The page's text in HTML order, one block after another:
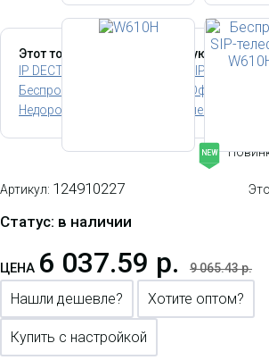
Этот товар относится к следующим
IP DECT Телефоны (для SIP, VoIP)
Беспроводные IP телефоны
Офисные IP
Недорогие IP телефоны
IP телефоны для
NEW
Артикул: 124910227
Статус: в наличии
ЦЕНА 6 037.59 р. 9 065.43 р.
Нашли дешевле? Хотите оптом?
Купить с настройкой